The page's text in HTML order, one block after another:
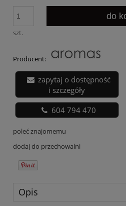
szt.
do
Producent:
zapytaj o dostępność
i szczegóły
604 794 470
poleć znajomemu
dodaj do przechowalni
Opis